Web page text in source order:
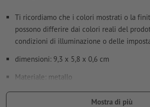
dati vettorialisi trovano nel nostro
Non correggiamo
errori di ortografia e
Come si creano correttamente i dati di
Ti ricordiamo che i colori mostrati o la
possono differire dai colori reali del
condizioni di illuminazione o delle
dimensioni: 9,3 x 5,8 x 0,6 cm
Materiale: metallo
Imballaggio: cartone
Mostra di più